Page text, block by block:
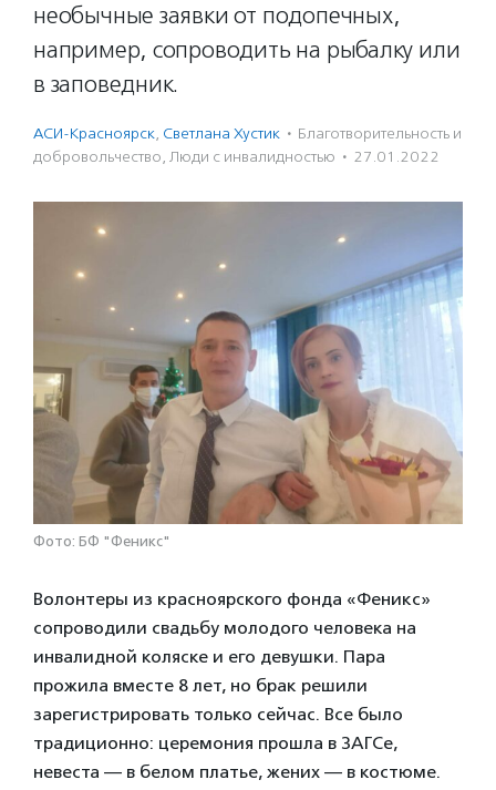
необычные заявки от подопечных,
например, сопроводить на рыбалку или
в заповедник.
АСИ-Красноярск, Светлана Хустик · Благотвори­тель­ность и
доброволь­чест­во, Люди с инвалидностью · 27.01.2022
Фото: БФ "Феникс"
Волонтеры из красноярского фонда «Феникс»
сопроводили свадьбу молодого человека на
инвалидной коляске и его девушки. Пара
прожила вместе 8 лет, но брак решили
зарегистрировать только сейчас. Все было
традиционно: церемония прошла в ЗАГСе,
невеста — в белом платье, жених — в костюме.